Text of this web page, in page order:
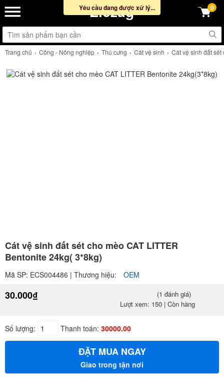
Ziczag 0
Trang chủ Công - Nông nghiệp Thú cưng Cát vệ sinh Cát vệ sinh đất sét
Cát vệ sinh đất sét cho mèo CAT LITTER
Bentonite 24kg( 3*8kg)
Mã SP: ECS004486 | Thương hiệu: OEM
30.000₫
(1 đánh giá)
Lượt xem: 150 | Còn hàng
Số lượng: Thanh toán: 30000.00
ĐẶT MUA NGAY
Giao trong tận nơi
Yêu cầu đang được xử lý...